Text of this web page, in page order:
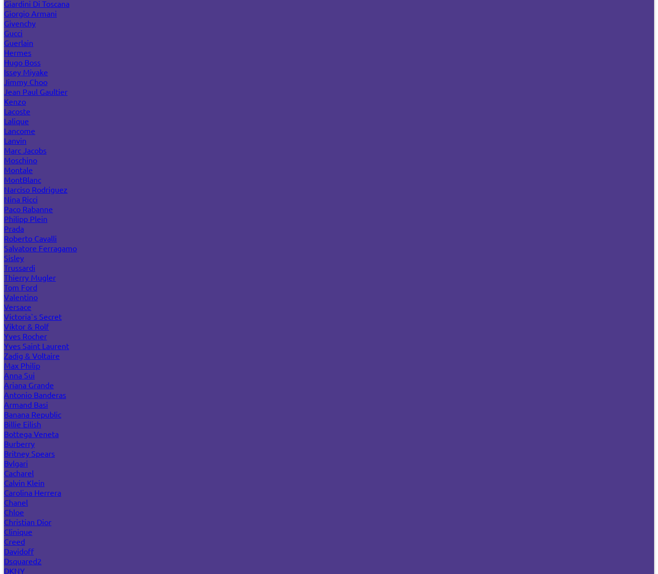
Giardini Di Toscana
Giorgio Armani
Givenchy
Gucci
Guerlain
Hermes
Hugo Boss
Issey Miyake
Jimmy Choo
Jean Paul Gaultier
Kenzo
Lacoste
Lalique
Lancome
Lanvin
Marc Jacobs
Moschino
Montale
MontBlanc
Narciso Rodriguez
Nina Ricci
Paco Rabanne
Philipp Plein
Prada
Roberto Cavalli
Salvatore Ferragamo
Sisley
Trussardi
Thierry Mugler
Tom Ford
Valentino
Versace
Victoria`s Secret
Viktor & Rolf
Yves Rocher
Yves Saint Laurent
Zadig & Voltaire
Max Philip
Anna Sui
Ariana Grande
Antonio Banderas
Armand Basi
Banana Republic
Billie Eilish
Bottega Veneta
Burberry
Britney Spears
Bvlgari
Cacharel
Calvin Klein
Carolina Herrera
Chanel
Chloe
Christian Dior
Clinique
Creed
Davidoff
Dsquared2
DKNY